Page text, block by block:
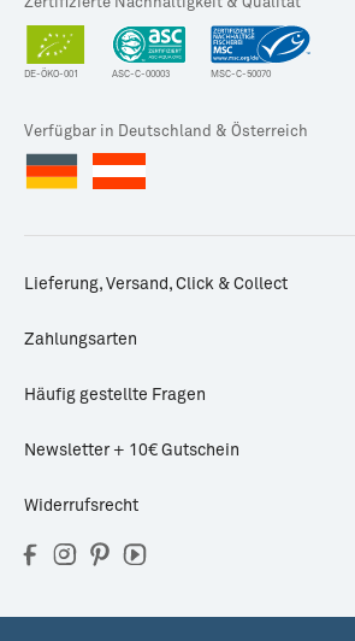
DE-ÖKO-001 ASC-C-00003 MSC-C-50070
Verfügbar in Deutschland & Österreich
Lieferung, Versand, Click & Collect
Zahlungsarten
Häufig gestellte Fragen
Newsletter + 10€ Gutschein
Widerrufsrecht